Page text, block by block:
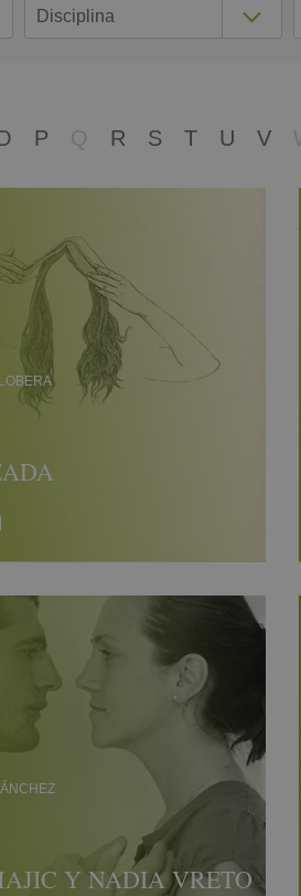
P Q R S T U V
Y NADIA VRETO